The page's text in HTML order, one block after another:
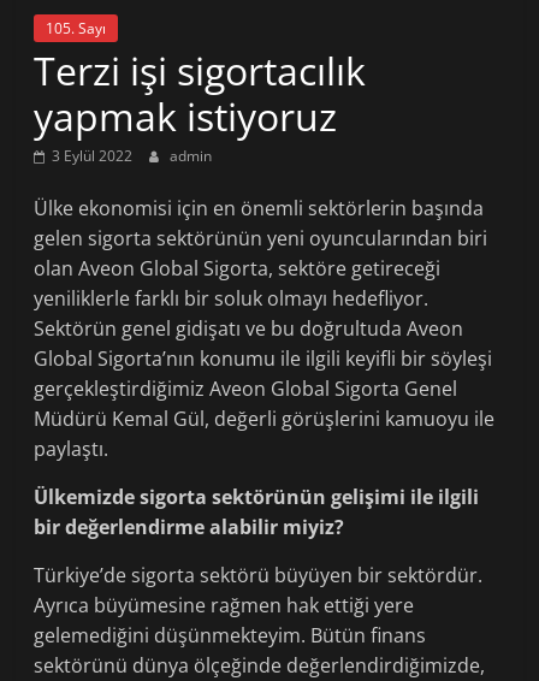
105. Sayı
Terzi işi sigortacılık
yapmak istiyoruz
3 Eylül 2022 admin
Ülke ekonomisi için en önemli sektörlerin başında
gelen sigorta sektörünün yeni oyuncularından biri
olan Aveon Global Sigorta, sektöre getireceği
yeniliklerle farklı bir soluk olmayı hedefliyor.
Sektörün genel gidişatı ve bu doğrultuda Aveon
Global Sigorta’nın konumu ile ilgili keyifli bir söyleşi
gerçekleştirdiğimiz Aveon Global Sigorta Genel
Müdürü Kemal Gül, değerli görüşlerini kamuoyu ile
paylaştı.
Ülkemizde sigorta sektörünün gelişimi ile ilgili
bir değerlendirme alabilir miyiz?
Türkiye’de sigorta sektörü büyüyen bir sektördür.
Ayrıca büyümesine rağmen hak ettiği yere
gelemediğini düşünmekteyim. Bütün finans
sektörünü dünya ölçeğinde değerlendirdiğimizde,